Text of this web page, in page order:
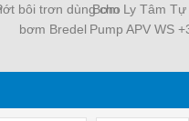
bôi trơn dùng cho
bơm Bredel
Bơm Ly Tâm Tự
Pump APV WS